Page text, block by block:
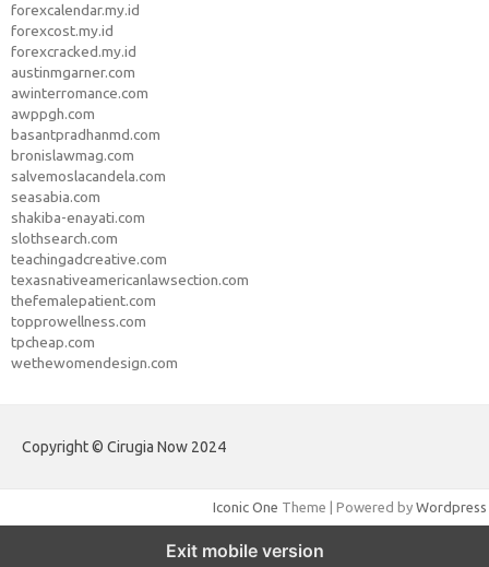
forexcalendar.my.id
forexcost.my.id
forexcracked.my.id
austinmgarner.com
awinterromance.com
awppgh.com
basantpradhanmd.com
bronislawmag.com
salvemoslacandela.com
seasabia.com
shakiba-enayati.com
slothsearch.com
teachingadcreative.com
texasnativeamericanlawsection.com
thefemalepatient.com
topprowellness.com
tpcheap.com
wethewomendesign.com
Copyright © Cirugia Now 2024
Iconic One Theme | Powered by Wordpress
Exit mobile version